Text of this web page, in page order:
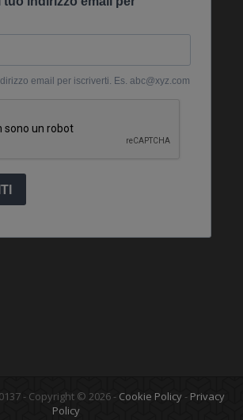
- Copyright © 2026 - Cookie Policy- Privacy
Policy